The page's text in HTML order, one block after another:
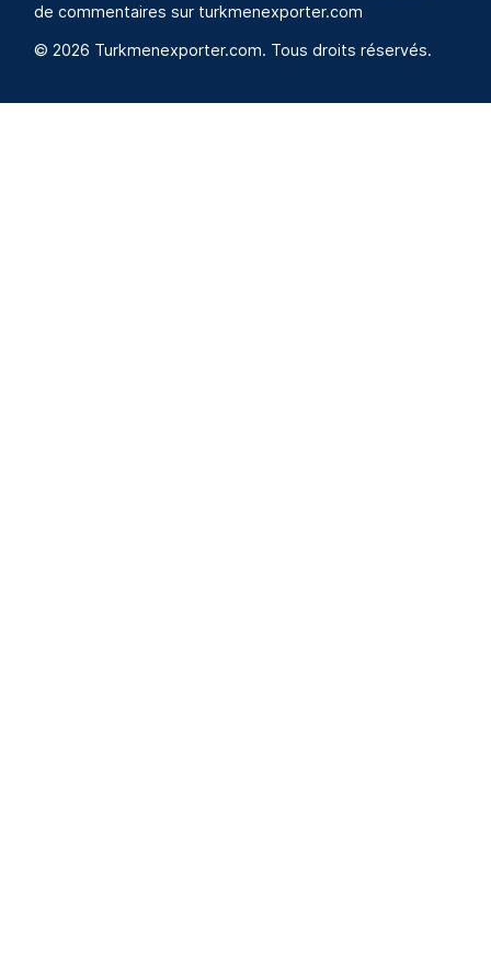
de commentaires sur turkmenexporter.com
© 2026 Turkmenexporter.com. Tous droits réservés.